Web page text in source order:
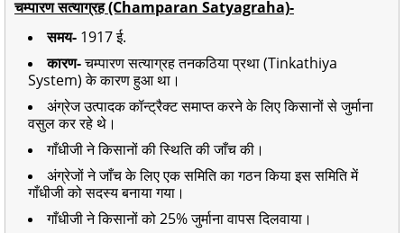
चम्पारण सत्याग्रह (Champaran Satyagraha)-
समय- 1917 ई.
कारण-चम्पारण सत्याग्रह तनकठिया प्रथा (Tinkathiya
System) के कारण हुआ था।
अंग्रेज उत्पादक कॉन्ट्रैक्ट समाप्त करने के लिए किसानों से जुर्माना
वसुल कर रहे थे।
गाँधीजी ने किसानों की स्थिति की जाँच की।
अंग्रेजों ने जाँच के लिए एक समिति का गठन किया इस समिति में
गाँधीजी को सदस्य बनाया गया।
गाँधीजी ने किसानों को 25% जुर्माना वापस दिलवाया।